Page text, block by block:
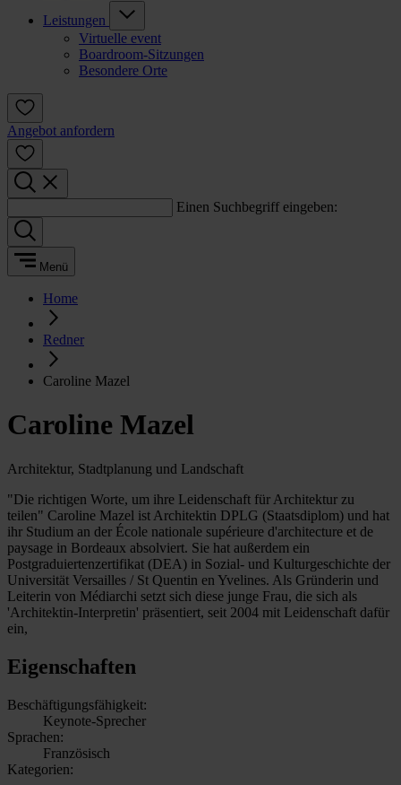
Leistungen
Virtuelle event
Boardroom-Sitzungen
Besondere Orte
Angebot anfordern
Einen Suchbegriff eingeben:
Menü
Home
Redner
Caroline Mazel
Caroline Mazel
Architektur, Stadtplanung und Landschaft
"Die richtigen Worte, um ihre Leidenschaft für Architektur zu
teilen" Caroline Mazel ist Architektin DPLG (Staatsdiplom) und hat
ihr Studium an der École nationale supérieure d'architecture et de
paysage in Bordeaux absolviert. Sie hat außerdem ein
Postgraduiertenzertifikat (DEA) in Sozial- und Kulturgeschichte der
Universität Versailles / St Quentin en Yvelines. Als Gründerin und
Leiterin von Médiarchi setzt sich diese junge Frau, die sich als
'Architektin-Interpretin' präsentiert, seit 2004 mit Leidenschaft dafür
ein,
Eigenschaften
Beschäftigungsfähigkeit:
Keynote-Sprecher
Sprachen:
Französisch
Kategorien: